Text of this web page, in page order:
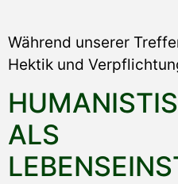
Während unserer
Hektik und
ALS